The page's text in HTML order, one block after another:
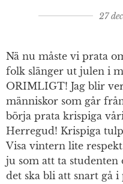
27
Nä nu måste vi prata
folk slänger ut julen i
ORIMLIGT! Jag blir
människor som går
börja prata krispiga
Herregud! Krispiga
Visa vintern lite
ju som att ta
det ska bli att snart gå i